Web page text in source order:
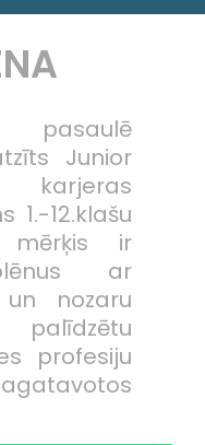
Junior
1.-12.klašu
mērķis ir
ar
nozaru
profesiju